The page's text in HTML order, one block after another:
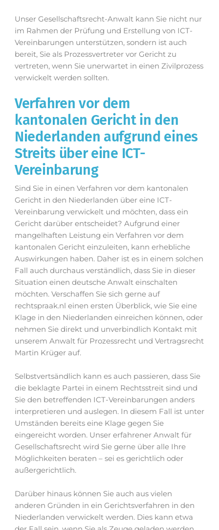
Unser Gesellschaftsrecht-Anwalt kann Sie nicht nur
im Rahmen der Prüfung und Erstellung von ICT-
Vereinbarungen unterstützen, sondern ist auch
bereit, Sie als Prozessvertreter vor Gericht zu
vertreten, wenn Sie unerwartet in einen Zivilprozess
verwickelt werden sollten.
Verfahren vor dem
kantonalen Gericht in den
Niederlanden aufgrund eines
Streits über eine ICT-
Vereinbarung
Sind Sie in einen Verfahren vor dem kantonalen
Gericht in den Niederlanden über eine ICT-
Vereinbarung verwickelt und möchten, dass ein
Gericht darüber entscheidet? Aufgrund einer
mangelhaften Leistung ein Verfahren vor dem
kantonalen Gericht einzuleiten, kann erhebliche
Auswirkungen haben. Daher ist es in einem solchen
Fall auch durchaus verständlich, dass Sie in dieser
Situation einen deutsche Anwalt einschalten
möchten. Verschaffen Sie sich gerne auf
rechtspraak.nl einen ersten Überblick, wie Sie eine
Klage in den Niederlanden einreichen können, oder
nehmen Sie direkt und unverbindlich Kontakt mit
unserem Anwalt für Prozessrecht und Vertragsrecht
Martin Krüger auf.
Selbstvertsändlich kann es auch passieren, dass Sie
die beklagte Partei in einem Rechtsstreit sind und
Sie den betreffenden ICT-Vereinbarungen anders
interpretieren und auslegen. In diesem Fall ist unter
Umständen bereits eine Klage gegen Sie
eingereicht worden. Unser erfahrener Anwalt für
Gesellschaftsrecht wird Sie gerne über alle Ihre
Möglichkeiten beraten – sei es gerichtlich oder
außergerichtlich.
Darüber hinaus können Sie auch aus vielen
anderen Gründen in ein Gerichtsverfahren in den
Niederlanden verwickelt werden. Dies kann etwa